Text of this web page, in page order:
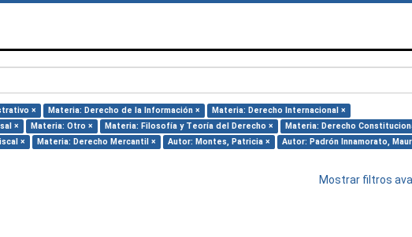
× Materia: Derecho de la Información ×
Materia: Derecho Internacional ×
× Materia: Otro × Materia: Filosofía y Teoría del Derecho ×
Materia: Derecho
× Materia: Derecho Mercantil × Autor: Montes, Patricia ×
Autor: Padrón Innamorato,
Mostrar filtros